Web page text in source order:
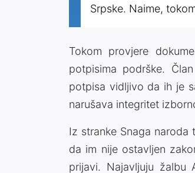
Srpske. Naime,
Tokom provjere
potpisima podrške.
potpisa vidljivo da ih je
narušava integritet
Iz stranke Snaga
da im nije ostavljen
prijavi. Najavljuju žalbu